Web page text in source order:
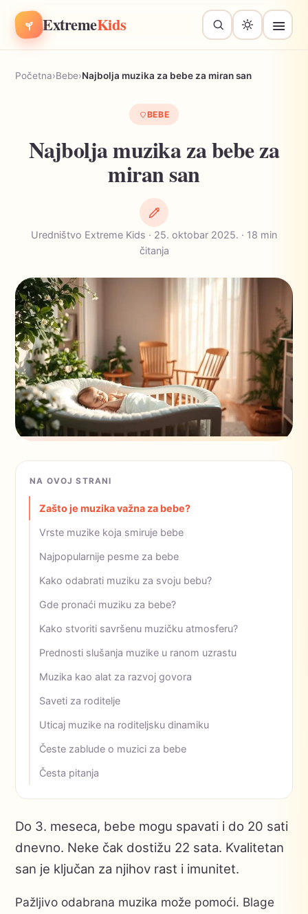
ExtremeKids
Početna›Bebe›Najbolja muzika za bebe za miran san
BEBE
Najbolja muzika za bebe za
miran san
Uredništvo Extreme Kids · 25. oktobar 2025. · 18 min
čitanja
NA OVOJ STRANI
Zašto je muzika važna za bebe?
Vrste muzike koja smiruje bebe
Najpopularnije pesme za bebe
Kako odabrati muziku za svoju bebu?
Gde pronaći muziku za bebe?
Kako stvoriti savršenu muzičku atmosferu?
Prednosti slušanja muzike u ranom uzrastu
Muzika kao alat za razvoj govora
Saveti za roditelje
Uticaj muzike na roditeljsku dinamiku
Česte zablude o muzici za bebe
Česta pitanja
Do 3. meseca, bebe mogu spavati i do 20 sati
dnevno. Neke čak dostižu 22 sata. Kvalitetan
san je ključan za njihov rast i imunitet.
Pažljivo odabrana muzika može pomoći. Blage